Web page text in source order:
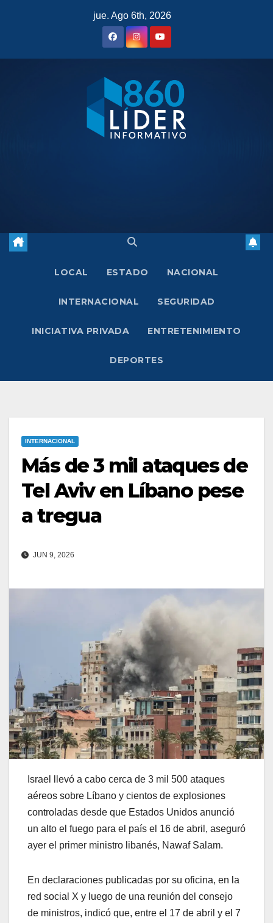
jue. Ago 6th, 2026
LOCAL ESTADO NACIONAL
INTERNACIONAL SEGURIDAD
INICIATIVA PRIVADA ENTRETENIMIENTO
DEPORTES
INTERNACIONAL
Más de 3 mil ataques de
Tel Aviv en Líbano pese
a tregua
JUN 9, 2026
Israel llevó a cabo cerca de 3 mil 500 ataques
aéreos sobre Líbano y cientos de explosiones
controladas desde que Estados Unidos anunció
un alto el fuego para el país el 16 de abril, aseguró
ayer el primer ministro libanés, Nawaf Salam.
En declaraciones publicadas por su oficina, en la
red social X y luego de una reunión del consejo
de ministros, indicó que, entre el 17 de abril y el 7